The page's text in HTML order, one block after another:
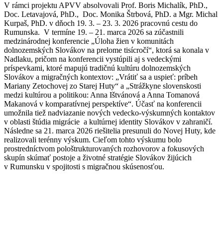
V rámci projektu APVV absolvovali Prof. Boris Michalík, PhD.,
Doc. Letavajová, PhD., Doc. Monika Štrbová, PhD. a Mgr. Michal
Kurpaš, PhD. v dňoch 19. 3. – 23. 3. 2026 pracovnú cestu do
Rumunska. V termíne 19. – 21. marca 2026 sa zúčastnili
medzinárodnej konferencie „Úloha žien v komunitách
dolnozemských Slovákov na prelome tisícročí“, ktorá sa konala v
Nadlaku, pričom na konferencii vystúpili aj s vedeckými
príspevkami, ktoré mapujú tradičnú kultúru dolnozemských
Slovákov a migračných kontextov: „Vrátiť sa a uspieť: príbeh
Mariany Zetochovej zo Starej Huty“ a „Strážkyne slovenskosti
medzi kultúrou a politikou: Anna Ištvánová a Anna Tomanová
Makanová v komparatívnej perspektíve“. Účasť na konferencii
umožnila tiež nadviazanie nových vedecko-výskumných kontaktov
v oblasti štúdia migrácie a kultúrnej identity Slovákov v zahraničí.
Následne sa 21. marca 2026 riešitelia presunuli do Novej Huty, kde
realizovali terénny výskum. Cieľom tohto výskumu bolo
prostredníctvom pološtrukturovaných rozhovorov a fokusových
skupín skúmať postoje a životné stratégie Slovákov žijúcich
v Rumunsku v spojitosti s migračnou skúsenosťou.